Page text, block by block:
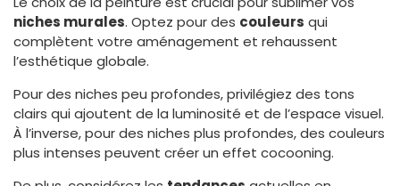
niches murales. Optez pour des couleurs qui
complètent votre aménagement et rehaussent
l’esthétique globale.
Pour des niches peu profondes, privilégiez des tons
clairs qui ajoutent de la luminosité et de l’espace visuel.
À l’inverse, pour des niches plus profondes, des couleurs
plus intenses peuvent créer un effet cocooning.